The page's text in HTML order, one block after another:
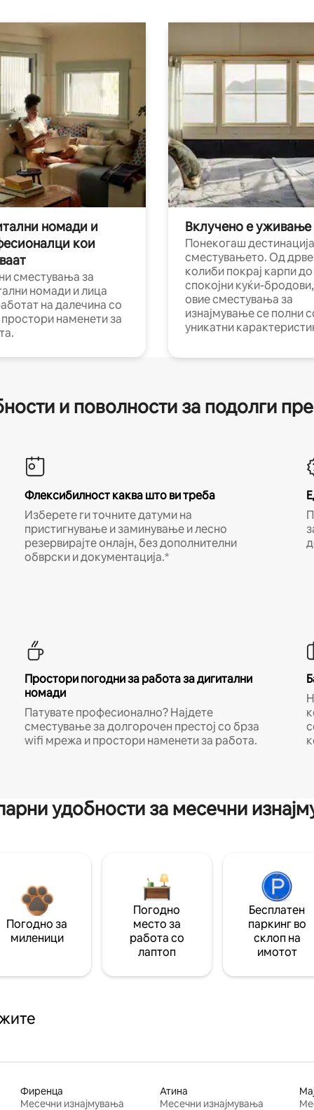
номади и
кои
сместувања за
номади и лица
на далечина со
наменети за
Вклучено е уживање
Понекогаш
сместувањето. Од
колиби покрај карпи до
спокојни куќи-бродови,
овие сместувања за
изнајмување се полни
уникатни
и поволности за подолги
Флексибилност каква што ви треба
Изберете ги точните датуми на
пристигнување и заминување и лесно
резервирајте онлајн, без дополнителни
обврски и документација.*
Простори погодни за работа за дигитални
номади
Патувате професионално? Најдете
сместување за долгорочен престој со брза
wifi мрежа и простори наменети за работа.
удобности за месечни
Погодно за
миленици
Погодно
место за
работа со
лаптоп
Бесплатен
паркинг во
склоп на
имотот
Фиренца
Месечни изнајмувања
Атина
Месечни изнајмувања